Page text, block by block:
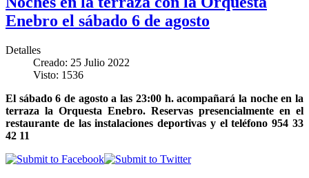
Enebro el sábado 6 de agosto
Detalles
Creado: 25 Julio 2022
Visto: 1536
El sábado 6 de agosto a las 23:00 h. acompañará la noche en la
terraza la Orquesta Enebro. Reservas presencialmente en el
restaurante de las instalaciones deportivas y el teléfono 954 33
42 11